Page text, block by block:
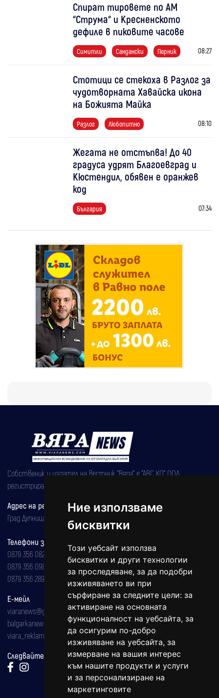
Ние използваме
бисквитки
Този уебсайт използва
бисквитки и други технологии
за проследяване, за да подобри
изживяването ви при
сърфиране за следните цели: за
активиране на основната
функционалност на уебсайта, за
да осигурим по-добро
изживяване на уебсайта, за
измерване на вашия интерес
към нашите продукти и услуги
и за персонализиране на
маркетинговите
Спират тировете по АМ
“Струма“ и Кресненското
дефиле в пиковите часове
Симитли Сандански Перник 08:27
Стотици се стекоха в Разлог за
чудотворната Хавайска икона
на Божията Майка
Разлог Любопитно 08:10
Жегата не отстъпва! До 40
градуса удрят Благоевград и
Кюстендил, обявен е оранжев
код
България 07:34
Собственик и издател на вестник "Вяра" е "АВС КО" ООД,
регистрирана на 08.05.2002 година.
Адрес на редакцията
Град Дупница, ул.''Христо Ботев" 43
Телефони за реклама и абонаменти
0879 356 082
0879 356 098
0879 356 289
Е-мейл
viaranews@gmail.com
balgarkanews@gmail.com
viara_reklama@mail.bg
Следвайте ни: